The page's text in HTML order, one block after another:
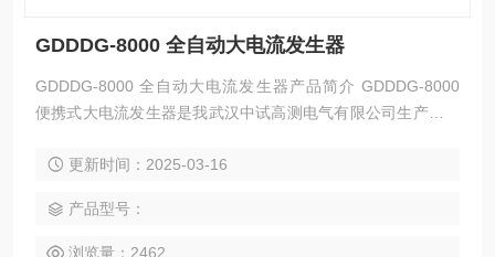
GDDDG-8000 全自动大电流发生器
GDDDG-8000 全自动大电流发生器产品简介 GDDDG-8000
便携式大电流发生器是我武汉中试高测电气有限公司生产的大
便、性能*使用安全可靠、外型结构美观、坚固耐用、移动方便
电力维修部门的*设备。 大电流试验装置是电力、电气行业在
试验和调试中需要大电流输出的必需设备，广泛应用
更新时间：2025-03-16
产品型号：
浏览量：2462